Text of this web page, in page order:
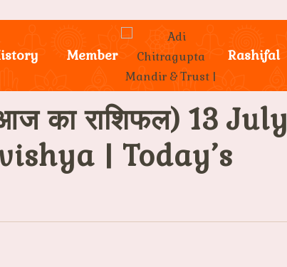
Member Rashifal
का राशिफल) 13 July
| Today’s